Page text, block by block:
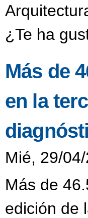
¿Te ha
Más de
en la
Mié, 29/
Más de
edición de